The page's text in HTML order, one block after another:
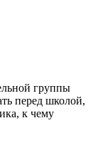
группы
перед школой,
к чему